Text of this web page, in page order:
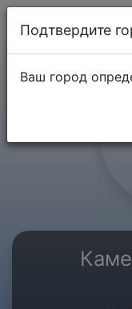
Подтвердите
Ваш город